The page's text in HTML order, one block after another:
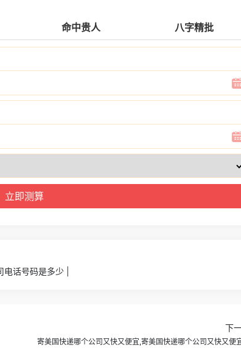
命中贵人 八字精批
话号码是多少 |
下
寄美国快递哪个公司又快又便宜,寄美国快递哪个公司又快又便